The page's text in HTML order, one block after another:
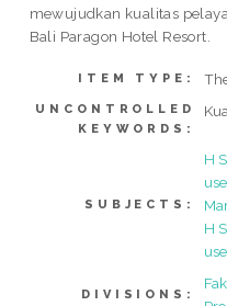
mewujudkan kualitas
Bali Paragon Hotel Resort.
ITEM TYPE:
UNCONTROLLED
KEYWORDS:
SUBJECTS:
H
H
DIVISIONS: